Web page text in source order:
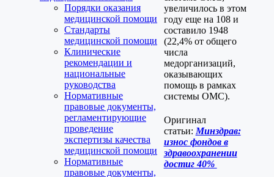
Порядки оказания
медицинской помощи
Стандарты
медицинской помощи
Клинические
рекомендации и
национальные
руководства
Нормативные
правовые документы,
регламентирующие
проведение
экспертизы качества
медицинской помощи
Нормативные
правовые документы,
увеличилось в этом
году еще на 108 и
составило 1948
(22,4% от общего
числа
медорганизаций,
оказывающих
помощь в рамках
системы ОМС).
Оригинал
статьи: Минздрав:
износ фондов в
здравоохранении
достиг 40%